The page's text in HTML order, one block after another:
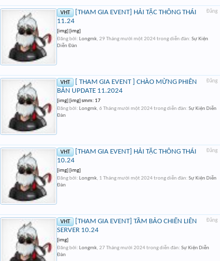
Đăng
VHT
[THAM GIA EVENT] HẢI TẶC THÔNG THÁI
11.24
[img] [img]
Đăng bởi: Longmk, 29 Tháng mười một 2024trong diễn đàn: Sự Kiện
Diễn Đàn
Đăng
VHT
[ THAM GIA EVENT ] CHÀO MỪNG PHIÊN
BẢN UPDATE 11.2024
[img] [img] smm: 17
Đăng bởi: Longmk, 6 Tháng mười một 2024trong diễn đàn: Sự Kiện Diễn
Đàn
Đăng
VHT
[THAM GIA EVENT] HẢI TẶC THÔNG THÁI
10.24
[img] [img]
Đăng bởi: Longmk, 1 Tháng mười một 2024trong diễn đàn: Sự Kiện Diễn
Đàn
Đăng
VHT
[THAM GIA EVENT] TẦM BẢO CHIẾN LIÊN
SERVER 10.24
[img]
Đăng bởi: Longmk, 27 Tháng mười 2024trong diễn đàn: Sự Kiện Diễn
Đàn